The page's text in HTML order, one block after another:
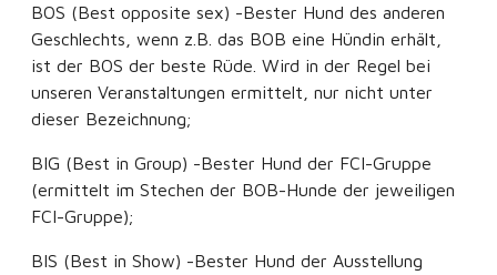
BOS (Best opposite sex) -Bester Hund des anderen
Geschlechts, wenn z.B. das BOB eine Hündin erhält,
ist der BOS der beste Rüde. Wird in der Regel bei
unseren Veranstaltungen ermittelt, nur nicht unter
dieser Bezeichnung;
BIG (Best in Group) -Bester Hund der FCI-Gruppe
(ermittelt im Stechen der BOB-Hunde der jeweiligen
FCI-Gruppe);
BIS (Best in Show) -Bester Hund der Ausstellung